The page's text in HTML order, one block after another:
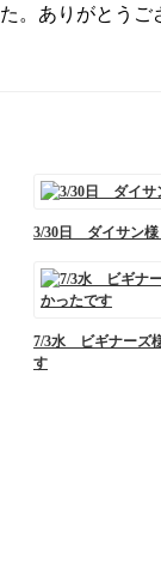
。ありがとうご
3/30日 ダイサン
7/3水 ビギナーズ
す